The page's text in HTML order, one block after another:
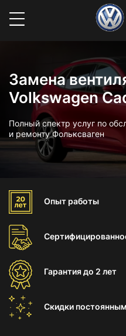
Замена
Volkswagen
Полный спектр услуг по
и ремонту Фольксваген
Опыт работы
Гарантиядо 2 лет
Скидки постоянным